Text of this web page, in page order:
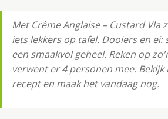
Met Crême Anglaise – Custard Vla
iets lekkers op tafel. Dooiers en ei:
een smaakvol geheel. Reken op
verwent er 4 personen mee.
recept en maak het vandaag nog.